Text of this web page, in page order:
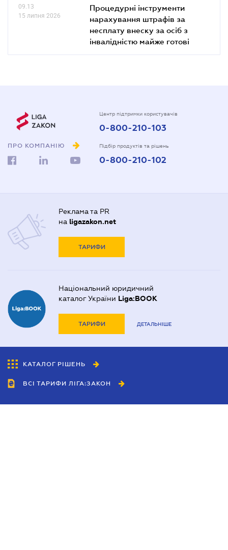
09.13
15 липня 2026
Процедурні інструменти
нарахування штрафів за
несплату внеску за осіб з
інвалідністю майже готові
ПРО КОМПАНІЮ
Центр підтримки користувачів
0-800-210-103
Підбір продуктів та рішень
0-800-210-102
Реклама та PR
на ligazakon.net
ТАРИФИ
Національний юридичний
каталог України Liga:BOOK
ТАРИФИ ДЕТАЛЬНІШЕ
КАТАЛОГ РІШЕНЬ
ВСІ ТАРИФИ ЛІГА:ЗАКОН